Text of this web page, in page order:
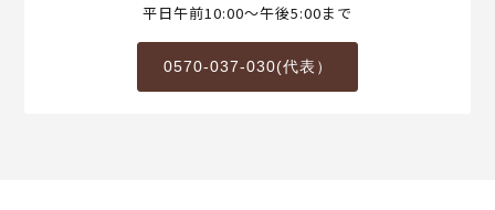
平日午前10:00～午後5:00まで
0570-037-030(代表）